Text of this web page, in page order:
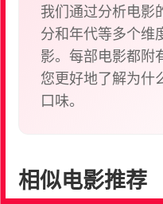
孩翠平（姚晨 饰）担
移，国共的斗争愈加
大的考验…… 本片根据
同名短篇小说改编，并
奖”电视剧最佳男演员
优秀男演员奖、2010
我们通过分析电影
分和年代等多个维
影。每部电影都附
您更好地了解为什
口味。
相似电影推荐